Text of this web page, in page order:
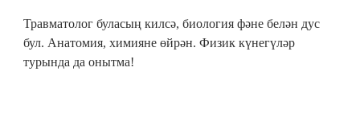
Травматолог буласың килсә, биология фәне белән дус
бул. Анатомия, химияне өйрән. Физик күнегүләр
турында да онытма!